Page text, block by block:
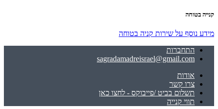
קנייה בטוחה
מידע נוסף על שירות קניה בטוחה
התחברות
sagradamadreisrael@gmail.com
אודות
צרו קשר
תשלום בביט /פייבוקס - לחצו כאן
תווי קנייה